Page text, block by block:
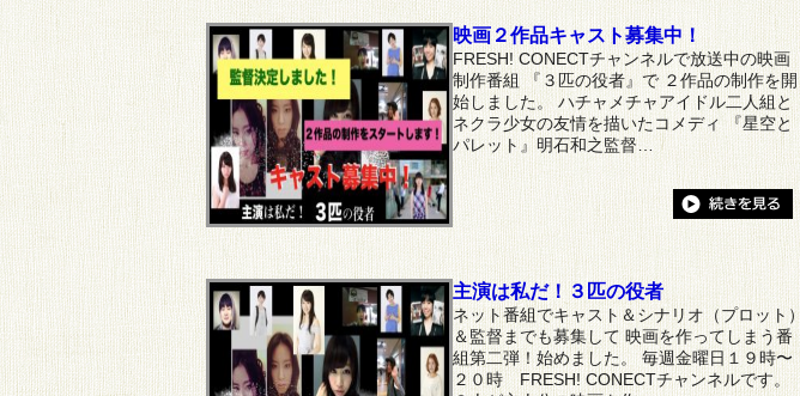
映画２作品キャスト募集中！
FRESH! CONECTチャンネルで放送中の映画
制作番組 『３匹の役者』で ２作品の制作を開
始しました。 ハチャメチャアイドル二人組と
ネクラ少女の友情を描いたコメディ 『星空と
パレット』明石和之監督…
主演は私だ！３匹の役者
ネット番組でキャスト＆シナリオ（プロット）
＆監督までも募集して 映画を作ってしまう番
組第二弾！始めました。 毎週金曜日１９時〜
２０時 FRESH! CONECTチャンネルです。